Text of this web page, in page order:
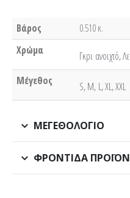
Βάρος
0.510 κ.
Χρώμα
Γκρι
Μέγεθος
S, M, L, XL, XXL
ΜΕΓΕΘΟΛΌΓΙΟ
ΦΡΟΝΤΊΔΑ